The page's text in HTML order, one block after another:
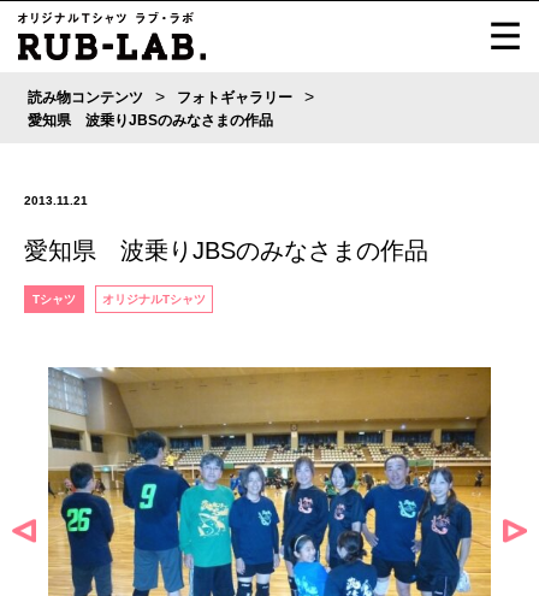
読み物コンテンツ > フォトギャラリー >
愛知県 波乗りJBSのみなさまの作品
2013.11.21
愛知県 波乗りJBSのみなさまの作品
Tシャツ オリジナルTシャツ